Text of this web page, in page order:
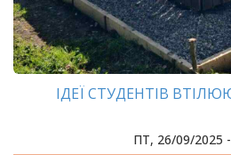
ІДЕЇ СТУДЕНТІВ
ПТ, 26/09/2025